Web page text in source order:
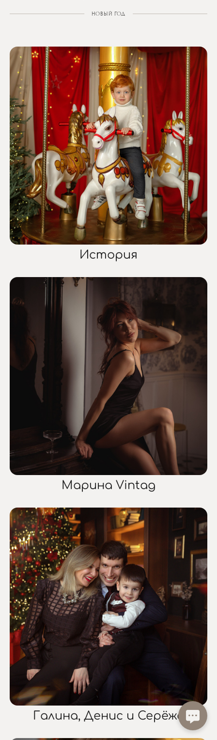
НОВЫЙ ГОД
История
Марина Vintag
Галина, Денис и Серёжа